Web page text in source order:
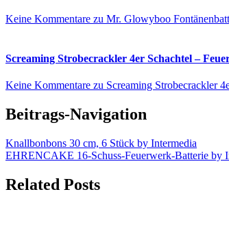
Keine Kommentare zu Mr. Glowyboo
Screaming Strobecrackler 4er Schachtel –
Keine Kommentare zu Screaming Strobecrackler
Beitrags-Navigation
Knallbonbons 30 cm, 6 Stück by Intermedia
EHRENCAKE 16-Schuss-Feuerwerk-Batterie by
Related Posts